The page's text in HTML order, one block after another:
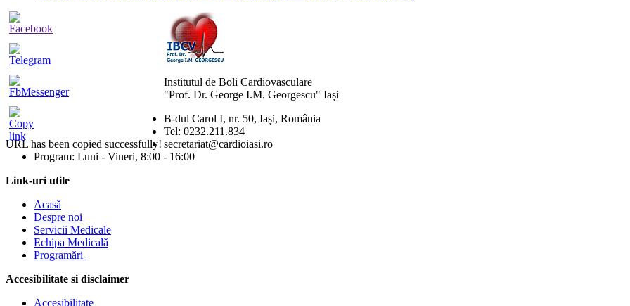
URL has been copied successfully!
Institutul de Boli Cardiovasculare
"Prof. Dr. George I.M. Georgescu" Iași
B-dul Carol I, nr. 50, Iași, România
Tel: 0232.211.834
secretariat@cardioiasi.ro
Program: Luni - Vineri, 8:00 - 16:00
Link-uri utile
Acasă
Despre noi
Servicii Medicale
Echipa Medicală
Programări
Accesibilitate si disclaimer
Accesibilitate